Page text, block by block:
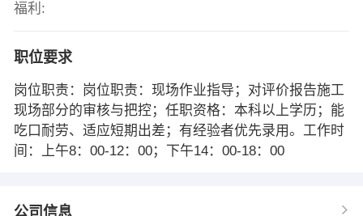
福利:
职位要求
岗位职责：岗位职责：现场作业指导；对评价报告施工
现场部分的审核与把控；任职资格：本科以上学历；能
吃口耐劳、适应短期出差；有经验者优先录用。工作时
间：上午8：00-12：00；下午14：00-18：00
公司信息